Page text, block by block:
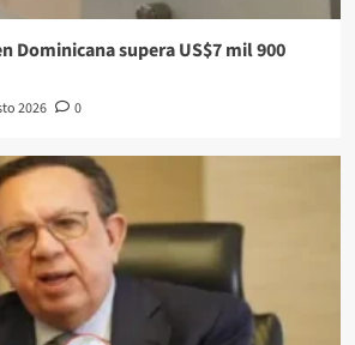
Dominicana supera US$7 mil 900
2026 0